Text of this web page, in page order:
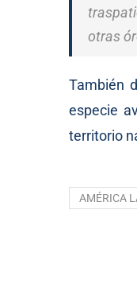
otras
También
especie
territorio
AMÉRICA